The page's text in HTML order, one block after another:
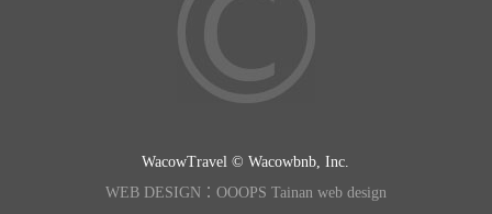
WacowTravel © Wacowbnb, Inc.
WEB DESIGN：OOOPS Tainan web design